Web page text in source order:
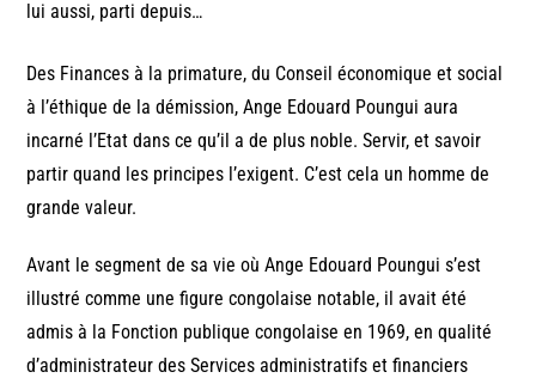
lui aussi, parti depuis…
Des Finances à la primature, du Conseil économique et social
à l’éthique de la démission, Ange Edouard Poungui aura
incarné l’Etat dans ce qu’il a de plus noble. Servir, et savoir
partir quand les principes l’exigent. C’est cela un homme de
grande valeur.
Avant le segment de sa vie où Ange Edouard Poungui s’est
illustré comme une figure congolaise notable, il avait été
admis à la Fonction publique congolaise en 1969, en qualité
d’administrateur des Services administratifs et financiers